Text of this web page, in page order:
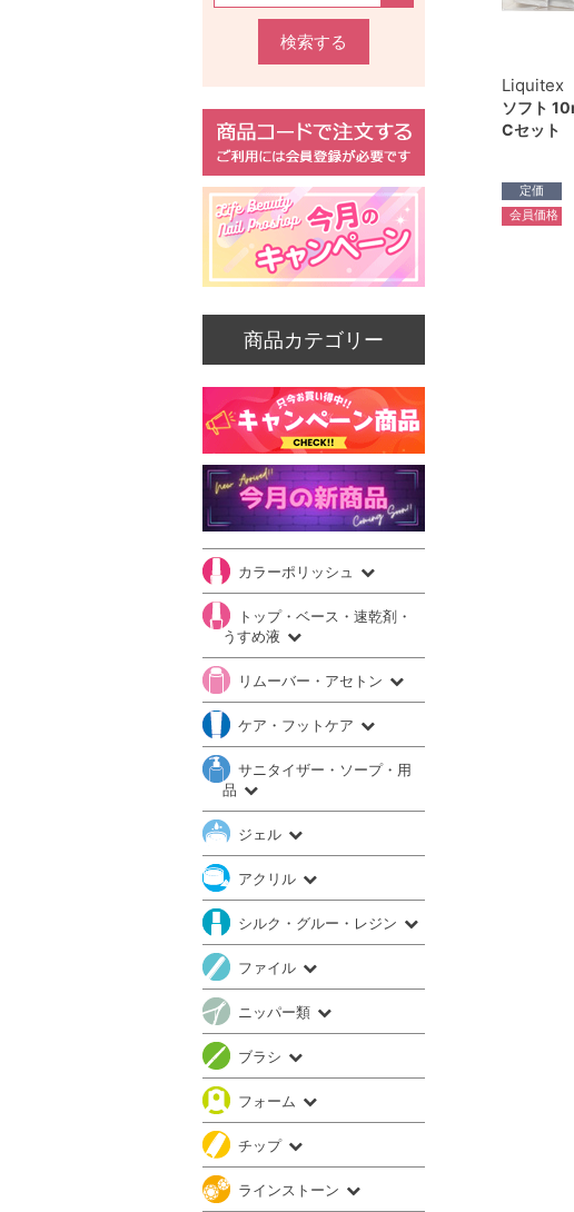
Liquitex
ソフト
Cセット
定価
会員価格
検索する
商品カテゴリー
カラーポリッシュ
トップ・ベース・速乾剤・
うすめ液
リムーバー・アセトン
ケア・フットケア
サニタイザー・ソープ・用
品
ジェル
アクリル
シルク・グルー・レジン
ファイル
ニッパー類
ブラシ
フォーム
チップ
ラインストーン